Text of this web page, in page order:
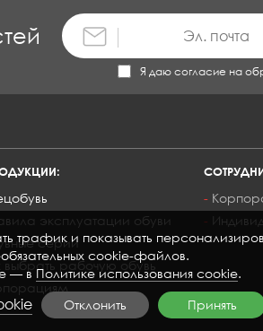
Я даю согласие на
эксплуатации обуви
серии
выбрать рабочую обувь
и показывать
cookie-файлов.
— вПолитике использования cookie.
Отклонить Принять